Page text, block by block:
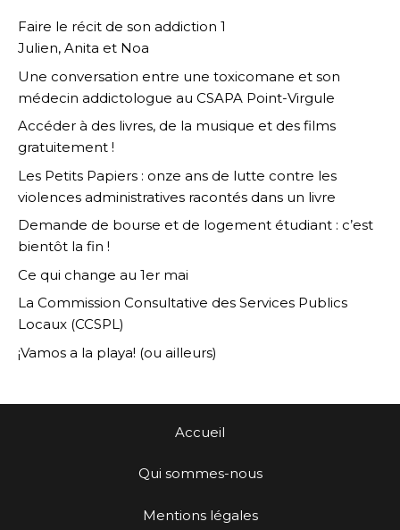
Faire le récit de son addiction 1
Julien, Anita et Noa
Une conversation entre une toxicomane et son
médecin addictologue au CSAPA Point-Virgule
Accéder à des livres, de la musique et des films
gratuitement !
Les Petits Papiers : onze ans de lutte contre les
violences administratives racontés dans un livre
Demande de bourse et de logement étudiant : c’est
bientôt la fin !
Ce qui change au 1er mai
La Commission Consultative des Services Publics
Locaux (CCSPL)
¡Vamos a la playa! (ou ailleurs)
Accueil
Qui sommes-nous
Mentions légales